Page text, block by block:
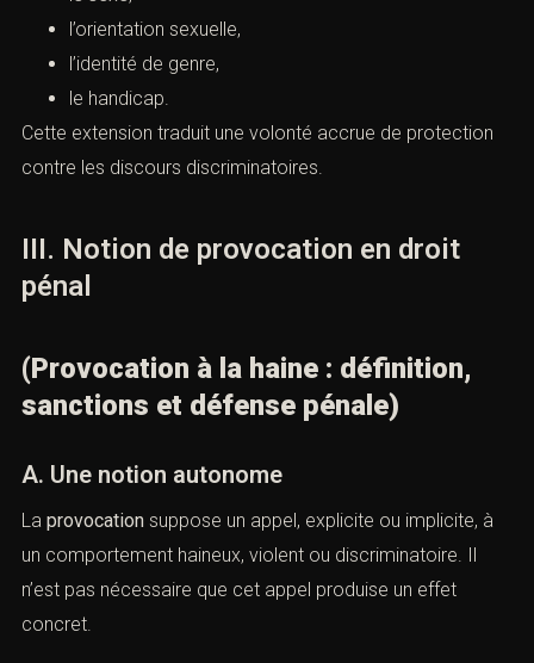
le sexe,
l’orientation sexuelle,
l’identité de genre,
le handicap.
Cette extension traduit une volonté accrue de protection
III. Notion de provocation en droit
(Provocation à la haine : définition,
A. Une notion autonome
La provocationsuppose un appel, explicite ou implicite, à
un comportement haineux, violent ou discriminatoire. Il
n’est pas nécessaire que cet appel produise un effet